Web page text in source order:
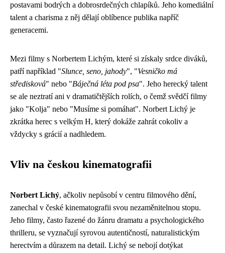
postavami bodrých a dobrosrdečných chlapíků. Jeho komediální
talent a charisma z něj dělají oblíbence publika napříč
generacemi.
Mezi filmy s Norbertem Lichým, které si získaly srdce diváků,
patří například "Slunce, seno, jahody", "Vesničko má
středisková" nebo "Báječná léta pod psa". Jeho herecký talent
se ale neztratí ani v dramatičtějších rolích, o čemž svědčí filmy
jako "Kolja" nebo "Musíme si pomáhat". Norbert Lichý je
zkrátka herec s velkým H, který dokáže zahrát cokoliv a
vždycky s grácií a nadhledem.
Vliv na českou kinematografii
Norbert Lichý, ačkoliv nepůsobí v centru filmového dění,
zanechal v české kinematografii svou nezaměnitelnou stopu.
Jeho filmy, často řazené do žánru dramatu a psychologického
thrilleru, se vyznačují syrovou autentičností, naturalistickým
herectvím a důrazem na detail. Lichý se nebojí dotýkat